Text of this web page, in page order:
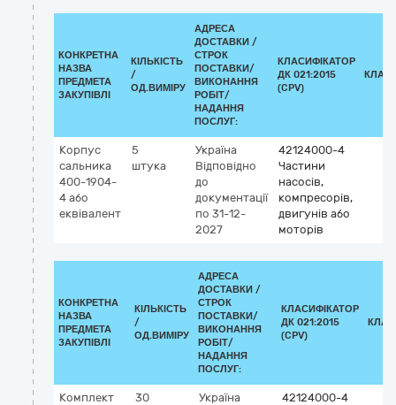
КОНКРЕТНА
НАЗВА
ПРЕДМЕТА
ЗАКУПІВЛІ
КІЛЬКІСТЬ
/
ОД.ВИМІРУ
АДРЕСА
ДОСТАВКИ /
СТРОК
ПОСТАВКИ/
ВИКОНАННЯ
РОБІТ/
НАДАННЯ
ПОСЛУГ:
КЛАСИФІКАТОР
ДК 021:2015
(CPV)
Корпус
сальника
400-1904-
4 або
еквівалент
5
штука
Україна
Відповідно
до
документації
по 31-12-
2027
42124000-4
Частини
насосів,
компресорів,
двигунів або
моторів
КОНКРЕТНА
НАЗВА
ПРЕДМЕТА
ЗАКУПІВЛІ
КІЛЬКІСТЬ
/
ОД.ВИМІРУ
АДРЕСА
ДОСТАВКИ /
СТРОК
ПОСТАВКИ/
ВИКОНАННЯ
РОБІТ/
НАДАННЯ
ПОСЛУГ:
КЛАСИФІКАТОР
ДК 021:2015
(CPV)
Комплект
30
Україна
42124000-4